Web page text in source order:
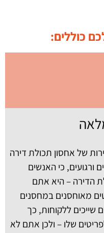
כוללים:
של אחסון תכולת דירה
ורגועים, כי האנשים
הדירה – היא אתם
מאוחסנים במחסנים
שייכים ללקוחות, כך
שלו – ולכן אתם לא